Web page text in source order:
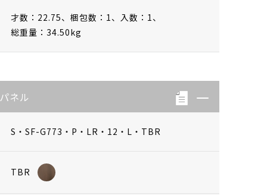
才数：22.75、 梱包数：1、 入数：1、
総重量：34.50kg
ネル
S・SF-G773・P・LR・12・L・TBR
TBR